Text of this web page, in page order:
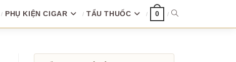
PHỤ KIỆN CIGAR TẨU THUỐC 0 TOGGLE